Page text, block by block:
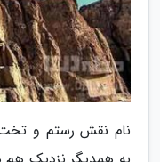
نام نقش رستم و